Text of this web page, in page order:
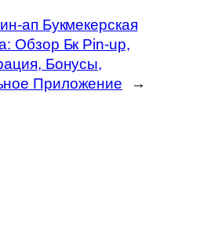
ап Букмекерская
Обзор Бк Pin-up,
Бонусы,
Приложение
→